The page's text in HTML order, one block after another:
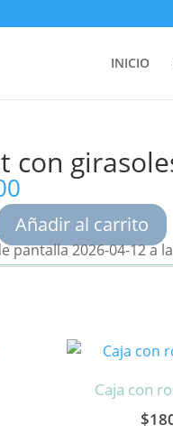
INICIO
con
Añadir al carrito
Caja con
$